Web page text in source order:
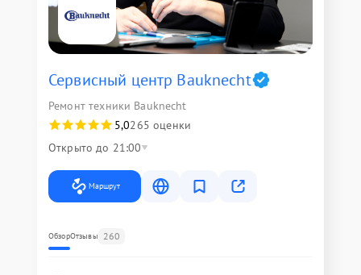
Сервисный центр Bauknecht
Ремонт техники Bauknecht
5,0265 оценки
Открыто до 21:00
Маршрут
ОбзорОтзывы 260